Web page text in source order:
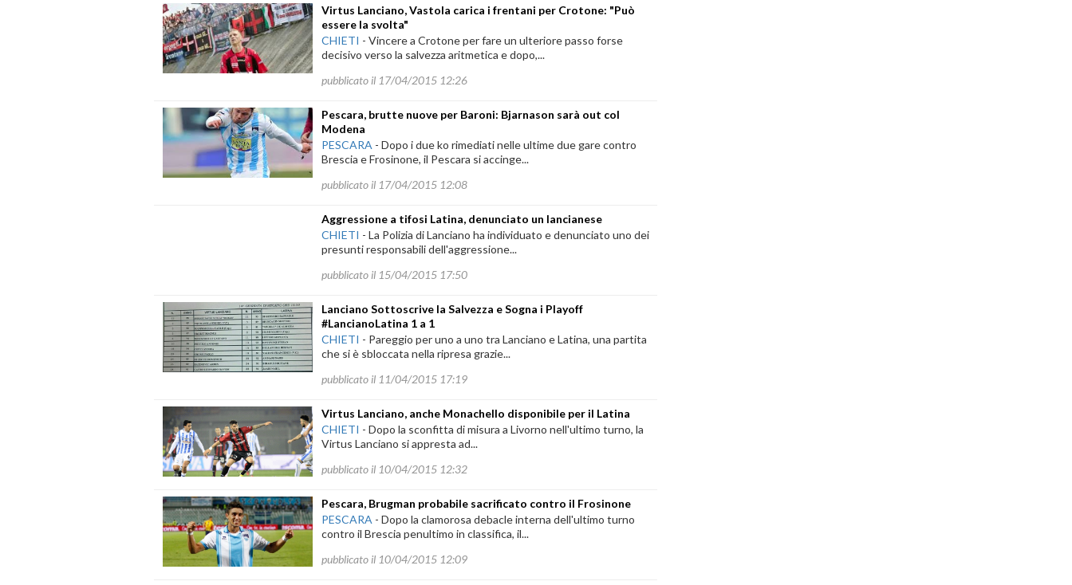
Virtus Lanciano, Vastola carica i frentani per Crotone: "Può
essere la svolta"
CHIETI - Vincere a Crotone per fare un ulteriore passo forse
decisivo verso la salvezza aritmetica e dopo,...
pubblicato il 17/04/2015 12:26
Pescara, brutte nuove per Baroni: Bjarnason sarà out col
Modena
PESCARA - Dopo i due ko rimediati nelle ultime due gare contro
Brescia e Frosinone, il Pescara si accinge...
pubblicato il 17/04/2015 12:08
Aggressione a tifosi Latina, denunciato un lancianese
CHIETI - La Polizia di Lanciano ha individuato e denunciato uno dei
presunti responsabili dell'aggressione...
pubblicato il 15/04/2015 17:50
Lanciano Sottoscrive la Salvezza e Sogna i Playoff
#LancianoLatina 1 a 1
CHIETI - Pareggio per uno a uno tra Lanciano e Latina, una partita
che si è sbloccata nella ripresa grazie...
pubblicato il 11/04/2015 17:19
Virtus Lanciano, anche Monachello disponibile per il Latina
CHIETI - Dopo la sconfitta di misura a Livorno nell'ultimo turno, la
Virtus Lanciano si appresta ad...
pubblicato il 10/04/2015 12:32
Pescara, Brugman probabile sacrificato contro il Frosinone
PESCARA - Dopo la clamorosa debacle interna dell'ultimo turno
contro il Brescia penultimo in classifica, il...
pubblicato il 10/04/2015 12:09